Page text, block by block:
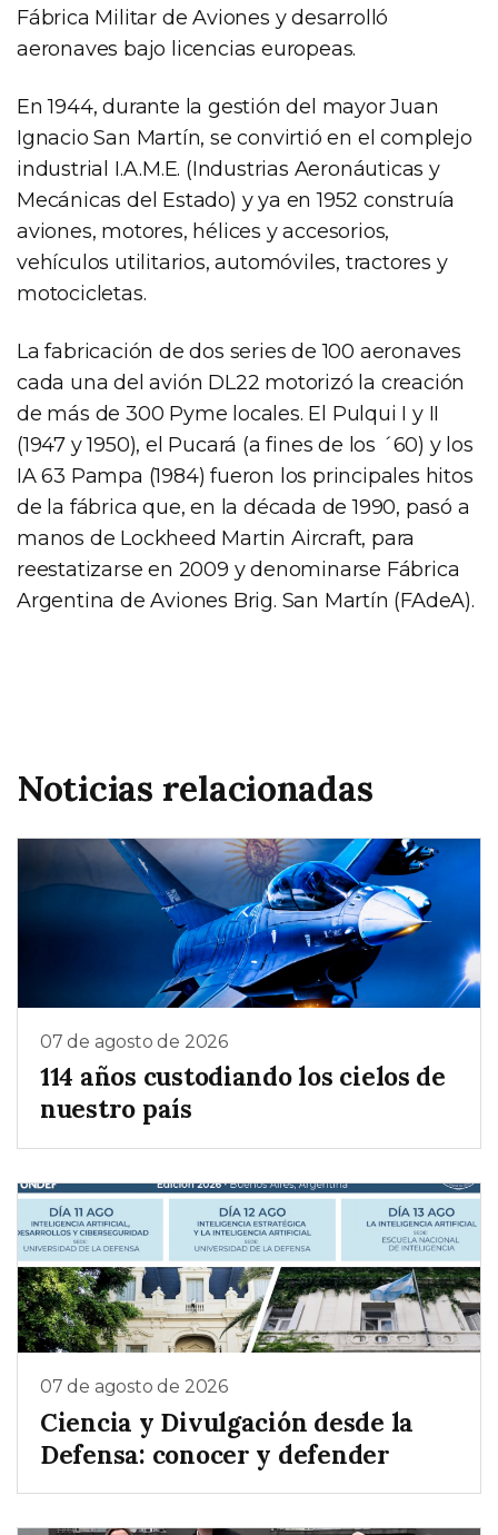
Fábrica Militar de Aviones y desarrolló
aeronaves bajo licencias europeas.
En 1944, durante la gestión del mayor Juan
Ignacio San Martín, se convirtió en el complejo
industrial I.A.M.E. (Industrias Aeronáuticas y
Mecánicas del Estado) y ya en 1952 construía
aviones, motores, hélices y accesorios,
vehículos utilitarios, automóviles, tractores y
motocicletas.
La fabricación de dos series de 100 aeronaves
cada una del avión DL22 motorizó la creación
de más de 300 Pyme locales. El Pulqui I y II
(1947 y 1950), el Pucará (a fines de los ´60) y los
IA 63 Pampa (1984) fueron los principales hitos
de la fábrica que, en la década de 1990, pasó a
manos de Lockheed Martin Aircraft, para
reestatizarse en 2009 y denominarse Fábrica
Argentina de Aviones Brig. San Martín (FAdeA).
Noticias relacionadas
07 de agosto de 2026
114 años custodiando los cielos de
nuestro país
07 de agosto de 2026
Ciencia y Divulgación desde la
Defensa: conocer y defender